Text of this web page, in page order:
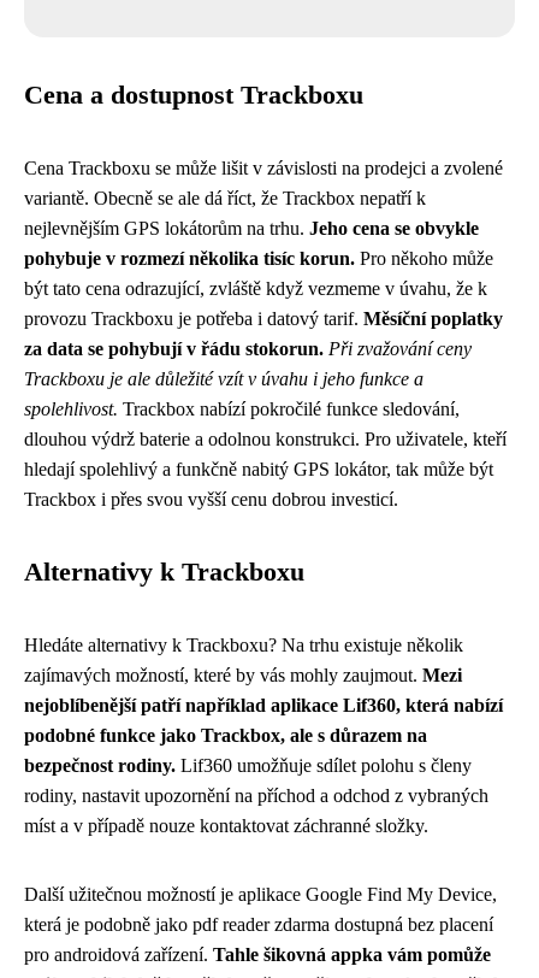
Cena a dostupnost Trackboxu
Cena Trackboxu se může lišit v závislosti na prodejci a zvolené
variantě. Obecně se ale dá říct, že Trackbox nepatří k
nejlevnějším GPS lokátorům na trhu. Jeho cena se obvykle
pohybuje v rozmezí několika tisíc korun. Pro někoho může
být tato cena odrazující, zvláště když vezmeme v úvahu, že k
provozu Trackboxu je potřeba i datový tarif. Měsíční poplatky
za data se pohybují v řádu stokorun. Při zvažování ceny
Trackboxu je ale důležité vzít v úvahu i jeho funkce a
spolehlivost. Trackbox nabízí pokročilé funkce sledování,
dlouhou výdrž baterie a odolnou konstrukci. Pro uživatele, kteří
hledají spolehlivý a funkčně nabitý GPS lokátor, tak může být
Trackbox i přes svou vyšší cenu dobrou investicí.
Alternativy k Trackboxu
Hledáte alternativy k Trackboxu? Na trhu existuje několik
zajímavých možností, které by vás mohly zaujmout. Mezi
nejoblíbenější patří například aplikace Lif360, která nabízí
podobné funkce jako Trackbox, ale s důrazem na
bezpečnost rodiny. Lif360 umožňuje sdílet polohu s členy
rodiny, nastavit upozornění na příchod a odchod z vybraných
míst a v případě nouze kontaktovat záchranné složky.
Další užitečnou možností je aplikace Google Find My Device,
která je podobně jako pdf reader zdarma dostupná bez placení
pro androidová zařízení. Tahle šikovná appka vám pomůže